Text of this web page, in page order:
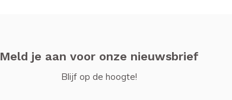
Meld je aan voor onze nieuwsbrief
Blijf op de hoogte!